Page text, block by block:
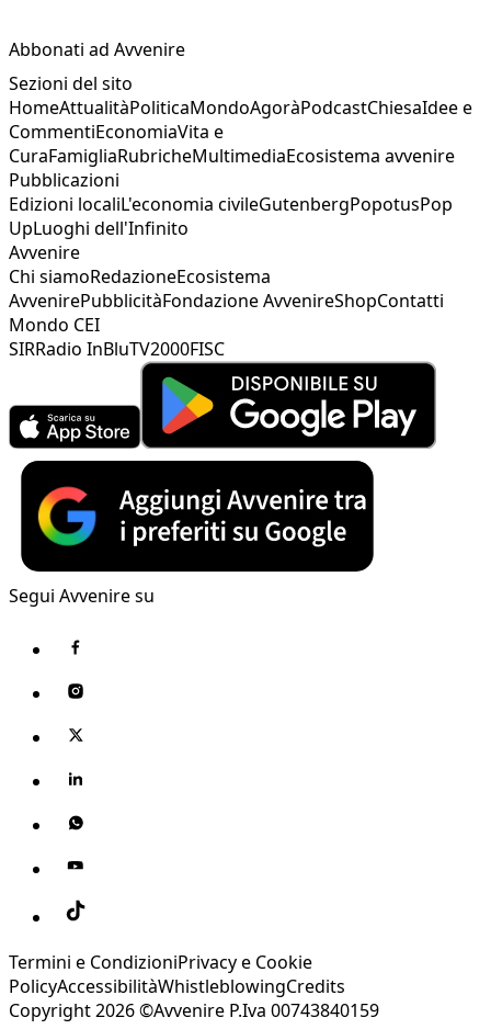
Abbonati ad Avvenire
Sezioni del sito
HomeAttualitàPoliticaMondoAgoràPodcastChiesaIdee e
CommentiEconomiaVita e
CuraFamigliaRubricheMultimediaEcosistema avvenire
Pubblicazioni
Edizioni localiL'economia civileGutenbergPopotusPop
UpLuoghi dell'Infinito
Avvenire
Chi siamoRedazioneEcosistema
AvvenirePubblicitàFondazione AvvenireShopContatti
Mondo CEI
SIRRadio InBluTV2000FISC
Segui Avvenire su
Termini e CondizioniPrivacy e Cookie
PolicyAccessibilitàWhistleblowingCredits
Copyright 2026 ©Avvenire P.Iva 00743840159